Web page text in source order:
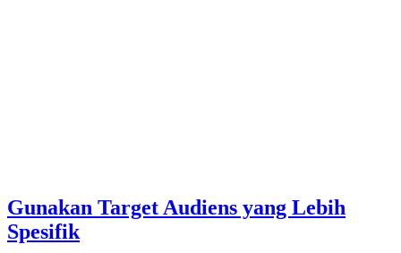
Gunakan Target Audiens yang Lebih
Spesifik